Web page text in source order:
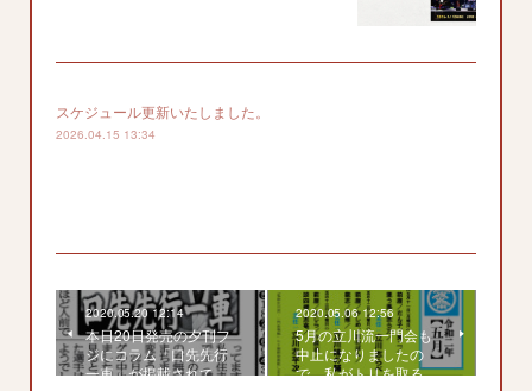
スケジュール更新いたしました。
2026.04.15 13:34
2020.05.20 12:14
本日20日発売の夕刊フ
ジにコラム「口先先行
一車」が掲載されて…
2020.05.06 12:56
5月の立川流一門会も
中止になりましたの
で、私がトリを取る…